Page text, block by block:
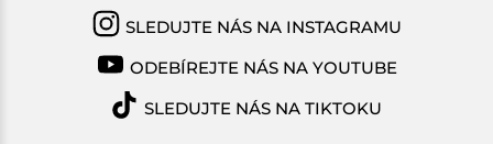
SLEDUJTE NÁS NA INSTAGRAMU
ODEBÍREJTE NÁS NA YOUTUBE
SLEDUJTE NÁS NA TIKTOKU